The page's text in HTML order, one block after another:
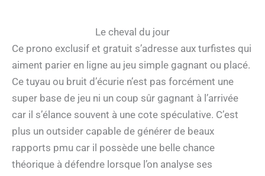
Le cheval du jour
Ce prono exclusif et gratuit s’adresse aux turfistes qui
aiment parier en ligne au jeu simple gagnant ou placé.
Ce tuyau ou bruit d’écurie n’est pas forcément une
super base de jeu ni un coup sûr gagnant à l’arrivée
car il s’élance souvent à une cote spéculative. C’est
plus un outsider capable de générer de beaux
rapports pmu car il possède une belle chance
théorique à défendre lorsque l’on analyse ses